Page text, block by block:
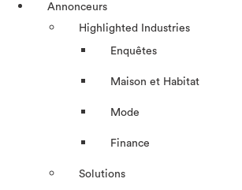
Annonceurs
Highlighted Industries
Enquêtes
Maison et Habitat
Mode
Finance
Solutions